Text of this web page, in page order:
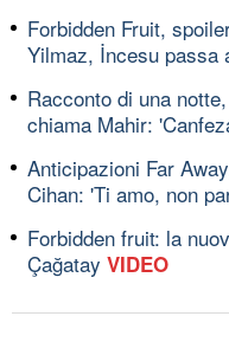
Forbidden Fruit,
Yilmaz, İncesu passa
Racconto di una
chiama Mahir:
Anticipazioni Far
Cihan: 'Ti amo, non
Forbidden fruit: la
Çağatay VIDEO